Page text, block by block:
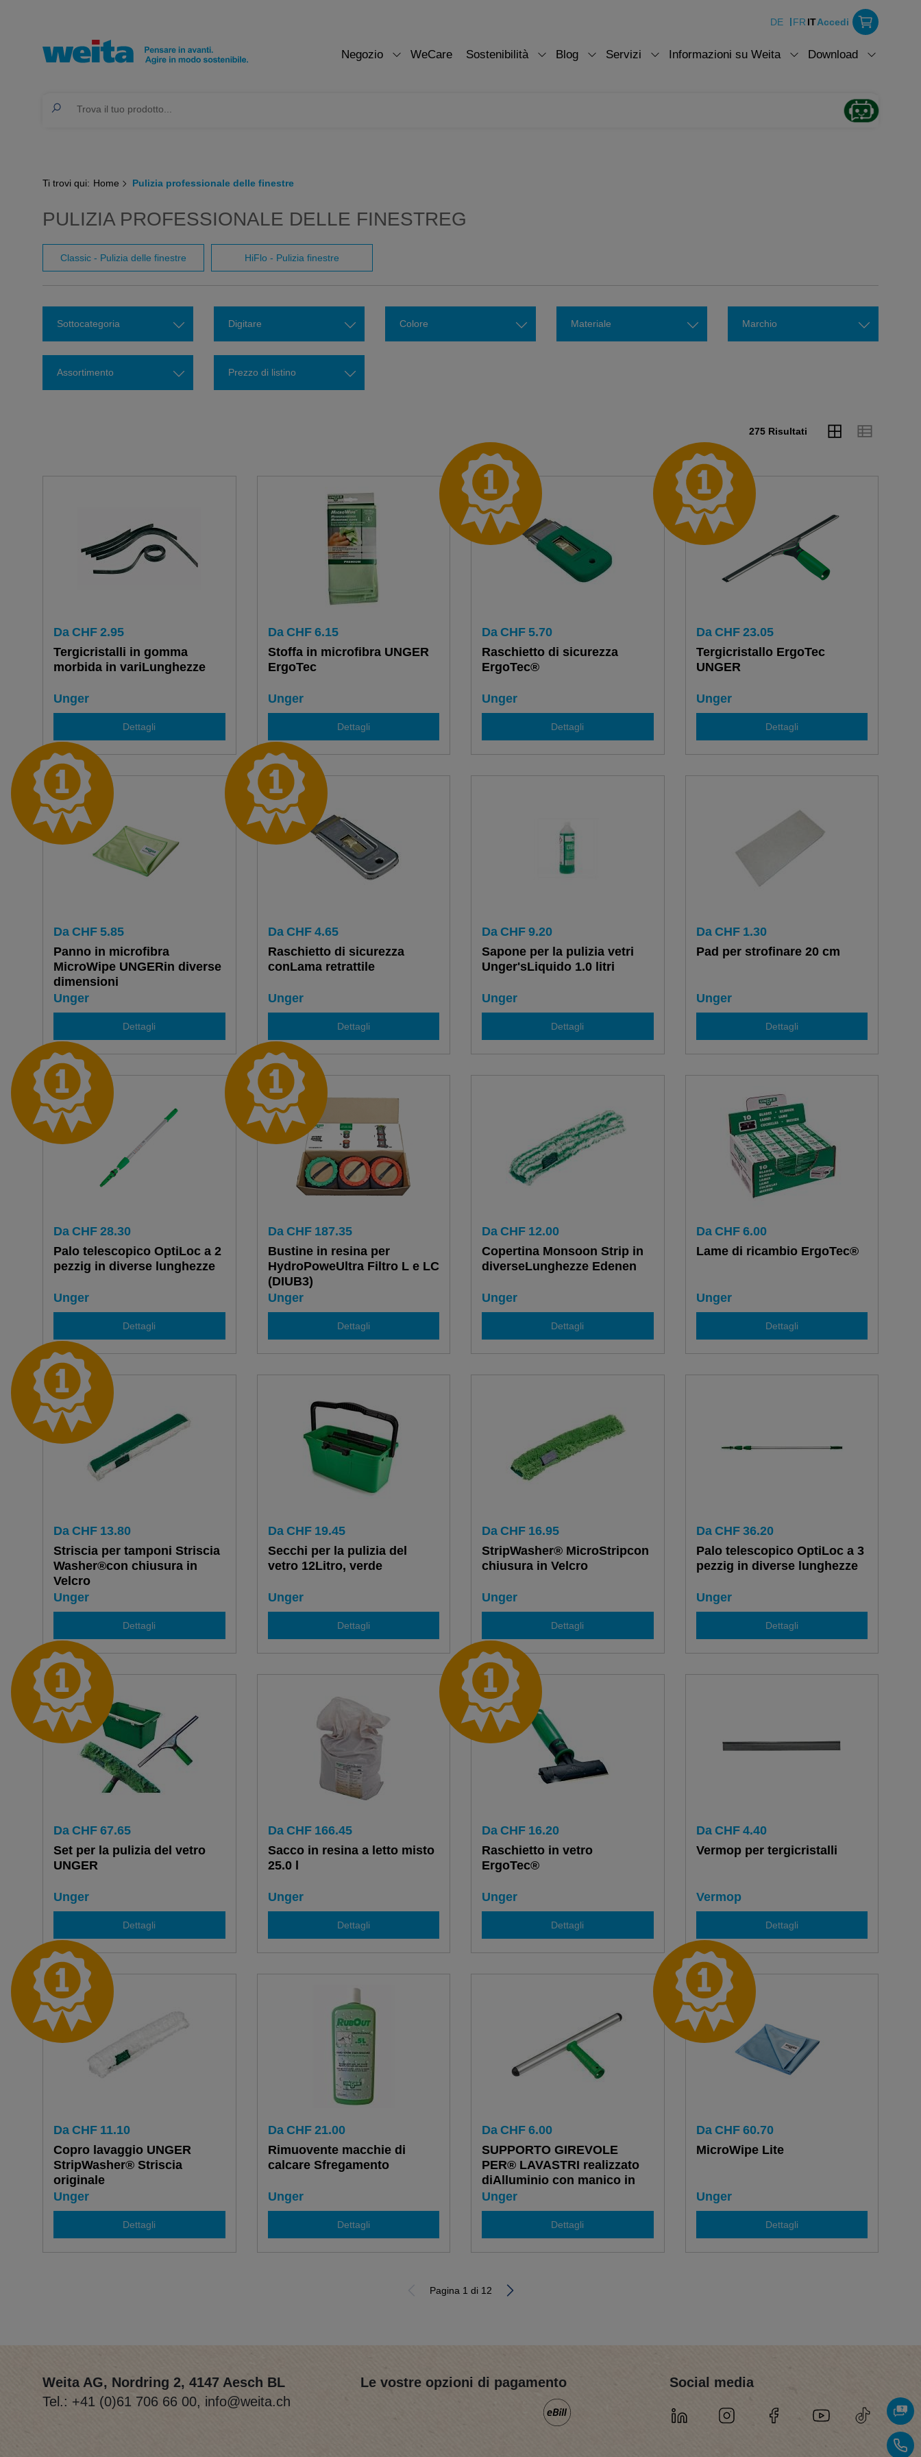
DE FR ITAccedi
Negozio WeCare Sostenibilità Blog Servizi Informazioni su Weita Download
Ti trovi qui: Home Pulizia professionale delle finestre
PULIZIA PROFESSIONALE DELLE FINESTREG
Classic - Pulizia delle finestre HiFlo - Pulizia finestre
Sottocategoria Digitare Colore Materiale Marchio
Assortimento Prezzo di listino
275 Risultati
Da CHF 2.95
Tergicristalli in gomma
morbida in variLunghezze
Unger
Dettagli
Da CHF 6.15
Stoffa in microfibra UNGER
ErgoTec
Unger
Dettagli
Da CHF 5.70
Raschietto di sicurezza
ErgoTec®
Unger
Dettagli
Da CHF 23.05
Tergicristallo ErgoTec
UNGER
Unger
Dettagli
Da CHF 5.85
Panno in microfibra
MicroWipe UNGERin diverse
dimensioni
Unger
Dettagli
Da CHF 4.65
Raschietto di sicurezza
conLama retrattile
Unger
Dettagli
Da CHF 9.20
Sapone per la pulizia vetri
Unger'sLiquido 1.0 litri
Unger
Dettagli
Da CHF 1.30
Pad per strofinare 20 cm
Unger
Dettagli
Da CHF 28.30
Palo telescopico OptiLoc a 2
pezzig in diverse lunghezze
Unger
Dettagli
Da CHF 187.35
Bustine in resina per
HydroPoweUltra Filtro L e LC
(DIUB3)
Unger
Dettagli
Da CHF 12.00
Copertina Monsoon Strip in
diverseLunghezze Edenen
Unger
Dettagli
Da CHF 6.00
Lame di ricambio ErgoTec®
Unger
Dettagli
Da CHF 13.80
Striscia per tamponi Striscia
Washer®con chiusura in
Velcro
Unger
Dettagli
Da CHF 19.45
Secchi per la pulizia del
vetro 12Litro, verde
Unger
Dettagli
Da CHF 16.95
StripWasher® MicroStripcon
chiusura in Velcro
Unger
Dettagli
Da CHF 36.20
Palo telescopico OptiLoc a 3
pezzig in diverse lunghezze
Unger
Dettagli
Da CHF 67.65
Set per la pulizia del vetro
UNGER
Unger
Dettagli
Da CHF 166.45
Sacco in resina a letto misto
25.0 l
Unger
Dettagli
Da CHF 16.20
Raschietto in vetro
ErgoTec®
Unger
Dettagli
Da CHF 4.40
Vermop per tergicristalli
Vermop
Dettagli
Da CHF 11.10
Copro lavaggio UNGER
StripWasher® Striscia
originale
Unger
Dettagli
Da CHF 21.00
Rimuovente macchie di
calcare Sfregamento
Unger
Dettagli
Da CHF 6.00
SUPPORTO GIREVOLE
PER® LAVASTRI realizzato
diAlluminio con manico in
plastica
Unger
Dettagli
Da CHF 60.70
MicroWipe Lite
Unger
Dettagli
Pagina 1 di 12
Weita AG, Nordring 2, 4147 Aesch BL
Tel.: +41 (0)61 706 66 00, info@weita.ch
Le vostre opzioni di pagamento Social media